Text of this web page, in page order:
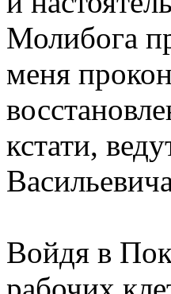
Молибога
меня
кстати,
Войдя в